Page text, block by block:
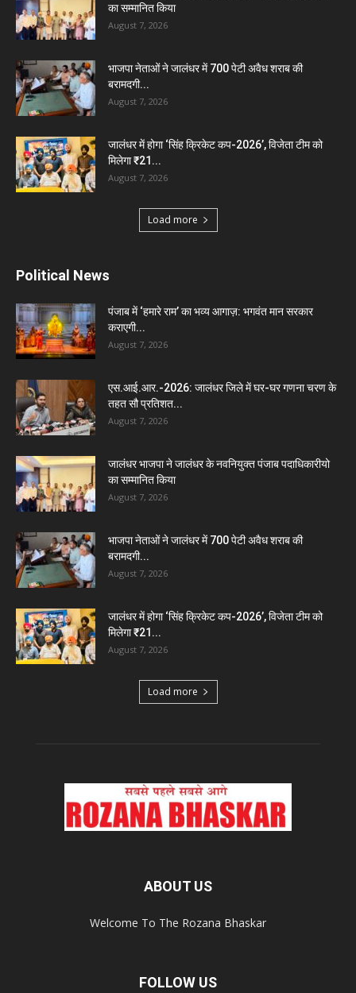
का सम्मानित किया
August 7, 2026
भाजपा नेताओं ने जालंधर में 700 पेटी अवैध शराब की
बरामदगी...
August 7, 2026
जालंधर में होगा ‘सिंह क्रिकेट कप-2026’, विजेता टीम को
मिलेगा ₹21...
August 7, 2026
Load more
Political News
पंजाब में ‘हमारे राम’ का भव्य आगाज़: भगवंत मान सरकार
कराएगी...
August 7, 2026
एस.आई.आर.-2026: जालंधर जिले में घर-घर गणना चरण के
तहत सौ प्रतिशत...
August 7, 2026
जालंधर भाजपा ने जालंधर के नवनियुक्त पंजाब पदाधिकारीयो
का सम्मानित किया
August 7, 2026
भाजपा नेताओं ने जालंधर में 700 पेटी अवैध शराब की
बरामदगी...
August 7, 2026
जालंधर में होगा ‘सिंह क्रिकेट कप-2026’, विजेता टीम को
मिलेगा ₹21...
August 7, 2026
Load more
ABOUT US
Welcome To The Rozana Bhaskar
FOLLOW US